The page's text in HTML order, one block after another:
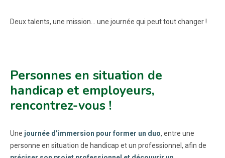
Deux talents, une mission… une journée qui peut tout changer !
Personnes en situation de
handicap et employeurs,
rencontrez-vous !
Une journée d’immersion pour former un duo, entre une
personne en situation de handicap et un professionnel, afin de